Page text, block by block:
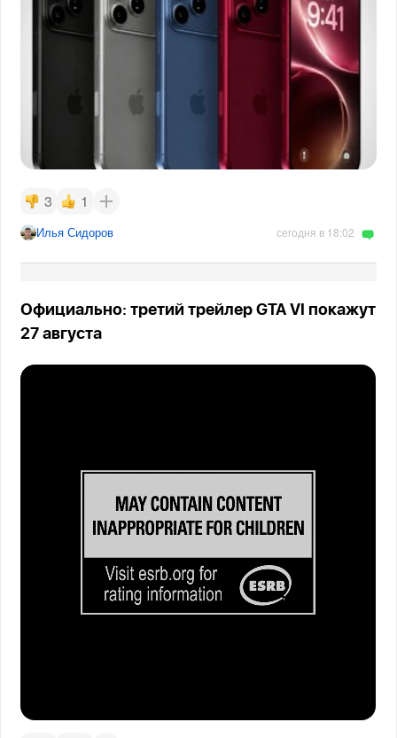
3 1
Илья Сидоров сегодня в 18:02
Официально: третий трейлер GTA VI покажут
27 августа